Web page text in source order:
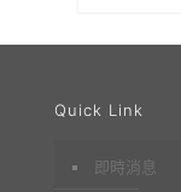
Quick Link
即時消息